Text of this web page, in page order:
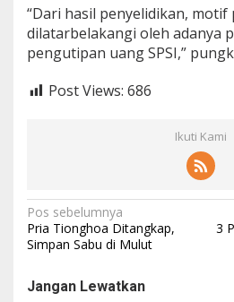
“Dari hasil penyelidikan,
dilatarbelakangi oleh adanya
pengutipan uang SPSI,”
Post Views: 686
Ikuti Kami
N
a
i
Pos sebelumnya
Pria Tionghoa Ditangkap,
Simpan Sabu di Mulut
3
Jangan Lewatkan